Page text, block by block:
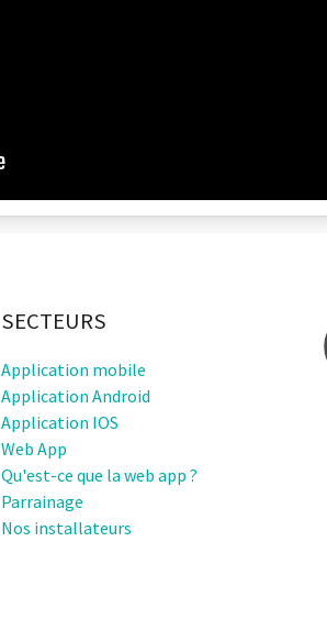
SECTEURS
Application mobile
Application Android
Application IOS
Web App
Qu'est-ce que la web app ?
Parrainage
Nos installateurs